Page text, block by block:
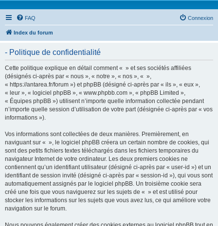
FAQ Connexion
Index du forum
- Politique de confidentialité
Cette politique explique en détail comment « » et ses sociétés affiliées
(désignés ci-après par « nous », « notre », « nos », « »,
« https://antarea.fr/forum ») et phpBB (désigné ci-après par « ils », « eux »,
« leur », « logiciel phpBB », « www.phpbb.com », « phpBB Limited »,
« Équipes phpBB ») utilisent n’importe quelle information collectée pendant
n’importe quelle session d’utilisation de votre part (désignée ci-après par « vos
informations »).
Vos informations sont collectées de deux manières. Premièrement, en
naviguant sur « », le logiciel phpBB créera un certain nombre de cookies, qui
sont des petits fichiers textes téléchargés dans les fichiers temporaires du
navigateur Internet de votre ordinateur. Les deux premiers cookies ne
contiennent qu’un identifiant utilisateur (désigné ci-après par « user-id ») et un
identifiant de session invité (désigné ci-après par « session-id »), qui vous sont
automatiquement assignés par le logiciel phpBB. Un troisième cookie sera
créé une fois que vous naviguerez sur les sujets de « » et est utilisé pour
stocker les informations sur les sujets que vous avez lus, ce qui améliore votre
navigation sur le forum.